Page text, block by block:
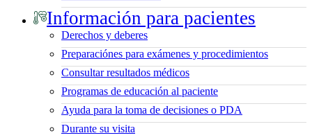
Información para pacientes
Derechos y deberes
Preparaciónes para exámenes y procedimientos
Consultar resultados médicos
Programas de educación al paciente
Ayuda para la toma de decisiones o PDA
Durante su visita